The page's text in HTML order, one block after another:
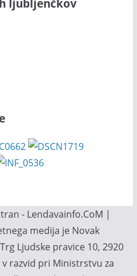
ljubljenčkov
- Lendavainfo.CoM |
medija je Novak
Ljudske pravice 10, 2920
razvid pri Ministrstvu za